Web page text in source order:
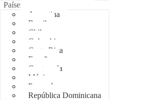
Países
Argentina
Brasil
Chile
Colombia
Costa Rica
España
Guatemala
México
Panamá
República Dominicana